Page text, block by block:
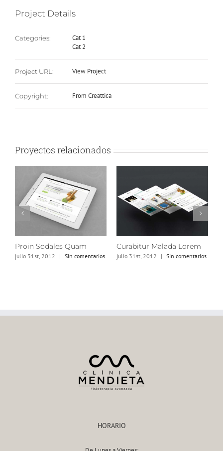
Project Details
Categories:
Cat 1
Cat 2
Project URL: View Project
Copyright: From Creattica
Proyectos relacionados
Proin Sodales Quam
julio 31st, 2012 | Sin comentarios
Curabitur Malada Lorem
julio 31st, 2012 | Sin comentarios
HORARIO